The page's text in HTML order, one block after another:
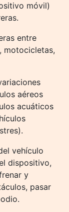
móvil)
entre
motocicletas,
aéreos
acuáticos
vehículo
dispositivo,
y
pasar